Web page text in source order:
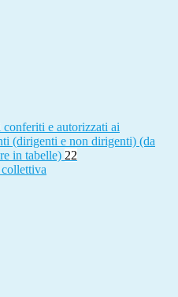
e autorizzati ai
(dirigenti e non dirigenti) (da
in tabelle) 22